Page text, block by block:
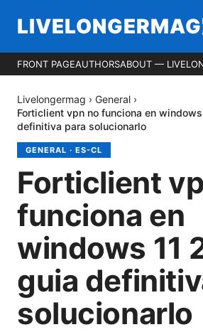
LIVELONGERMAG
FRONT PAGEAUTHORSABOUT —
Livelongermag › General ›
Forticlient vpn no funciona en
definitiva para solucionarlo
GENERAL · ES-CL
Forticlient
funciona en
windows 11
guia
solucionarlo